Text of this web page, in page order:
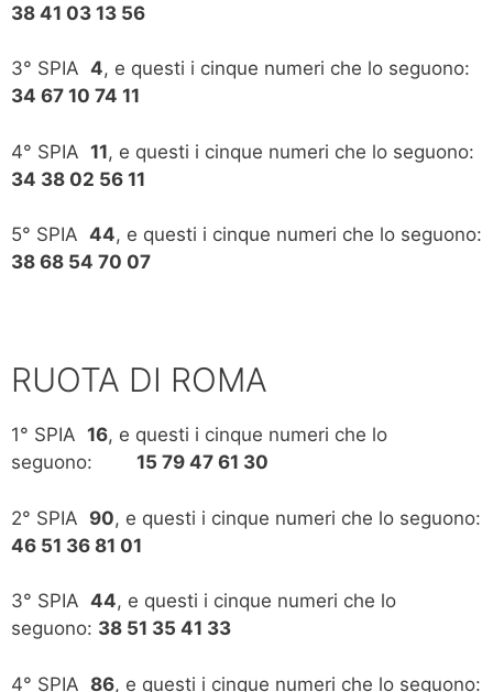
38 41 03 13 56
3° SPIA 4, e questi i cinque numeri che lo seguono:
34 67 10 74 11
4° SPIA 11, e questi i cinque numeri che lo seguono:
34 38 02 56 11
5° SPIA 44, e questi i cinque numeri che lo seguono:
38 68 54 70 07
RUOTA DI ROMA
1° SPIA 16, e questi i cinque numeri che lo
seguono: 15 79 47 61 30
2° SPIA 90, e questi i cinque numeri che lo seguono:
46 51 36 81 01
3° SPIA 44, e questi i cinque numeri che lo
seguono: 38 51 35 41 33
4° SPIA 86, e questi i cinque numeri che lo seguono: